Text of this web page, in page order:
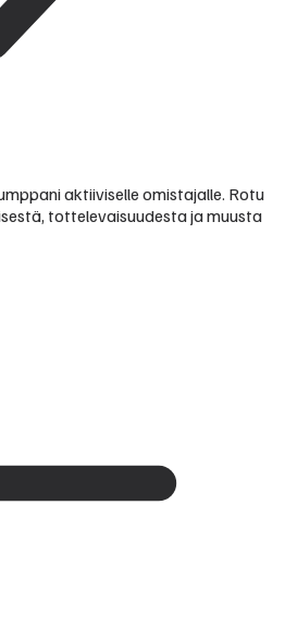
aktiiviselle omistajalle. Rotu
tottelevaisuudesta ja muusta